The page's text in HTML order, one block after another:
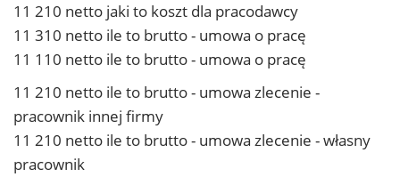
11 210 netto jaki to koszt dla pracodawcy
11 310 netto ile to brutto - umowa o pracę
11 110 netto ile to brutto - umowa o pracę
11 210 netto ile to brutto - umowa zlecenie -
pracownik innej firmy
11 210 netto ile to brutto - umowa zlecenie - własny
pracownik